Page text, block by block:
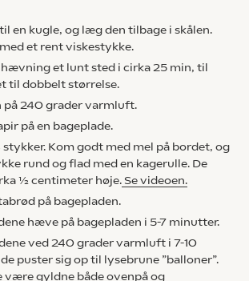
en kugle, og læg den tilbage i skålen.
et rent viskestykke.
et lunt sted i cirka 25 min, til
til dobbelt størrelse.
på 240 grader varmluft.
på en bageplade.
stykker. Kom godt med mel på bordet, og
rund og flad med en kagerulle. De
½ centimeter høje. Se videoen.
på bagepladen.
hæve på bagepladen i 5-7 minutter.
ved 240 grader varmluft i 7-10
puster sig op til lysebrune ”balloner”.
være gyldne både ovenpå og